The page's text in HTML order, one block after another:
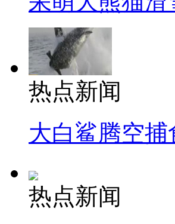
热点新闻
大白鲨腾空捕
热点新闻